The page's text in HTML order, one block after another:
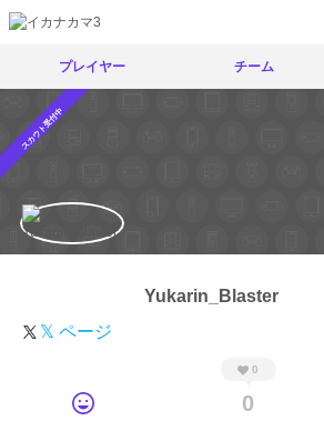
プレイヤー チーム
スカウト受付中
Yukarin_Blaster
𝕏 ページ
0
0